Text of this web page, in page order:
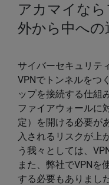
アカマイな
外から中への
サイバーセキュリテ
VPNでトンネルをつ
ップを接続する仕組
ファイアウォールに
定）を開ける必要が
入されるリスクが上
う我々としては、
また、弊社でVPNを
する必要もありまし